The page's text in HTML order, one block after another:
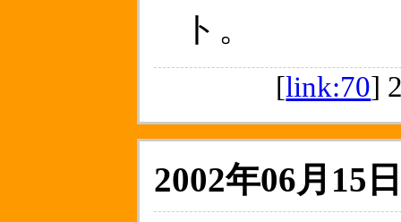
ト。
[link:70]
2002年06月15